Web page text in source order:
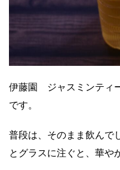
伊藤園 ジャスミンティ
です。
普段は、そのまま飲んで
とグラスに注ぐと、華や